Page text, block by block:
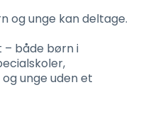
og unge kan deltage.
både børn i
unge uden et